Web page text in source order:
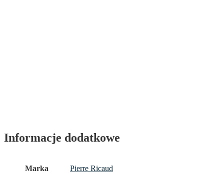
Informacje dodatkowe
Marka Pierre Ricaud